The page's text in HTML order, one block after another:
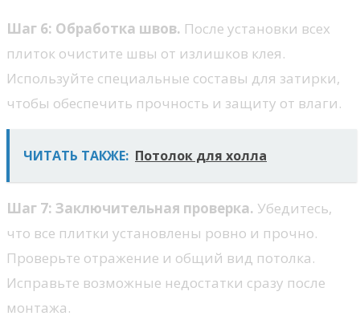
Шаг 6: Обработка швов. После установки всех
плиток очистите швы от излишков клея.
Используйте специальные составы для затирки,
чтобы обеспечить прочность и защиту от влаги.
ЧИТАТЬ ТАКЖЕ: Потолок для холла
Шаг 7: Заключительная проверка. Убедитесь,
что все плитки установлены ровно и прочно.
Проверьте отражение и общий вид потолка.
Исправьте возможные недостатки сразу после
монтажа.